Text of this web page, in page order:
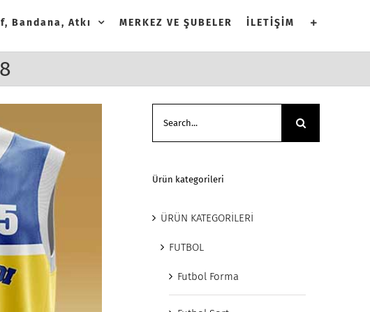
Bandana, Atkı MERKEZ VE ŞUBELER İLETİŞİM
Ürün kategorileri
ÜRÜN KATEGORİLERİ
FUTBOL
Futbol Forma